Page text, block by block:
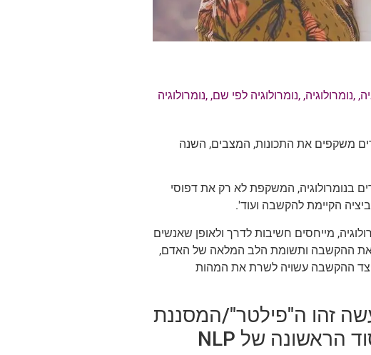
, ,נומרולוגיה, ,נומרולוגיה לפי שם, ,נומרולוגיה
משקפים את התכונות, המצבים, השנה
בנומרולוגיה, המשקפת לא רק את דפוסי
הקיימת להקשבה ועוד'.
מייחסים חשיבות לדרך ולאופן שאנשים
את ההקשבה ותשומת הלב המלאה של האדם,
ההקשבה עשויה לשרת את המהות
זהו ה"פילטר"/המסננת
דרכו האדם מקשיב. בדומה להנחת היסוד הראשונה של NLP